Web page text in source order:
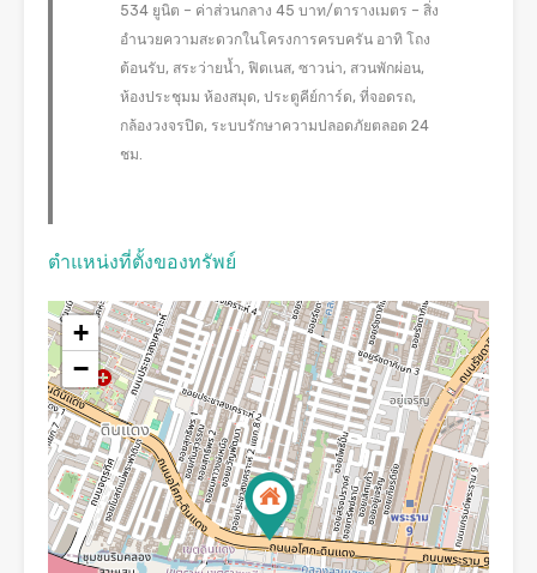
534 ยูนิต – ค่าส่วนกลาง 45 บาท/ตารางเมตร – สิ่ง
อำนวยความสะดวกในโครงการครบครัน อาทิ โถง
ต้อนรับ, สระว่ายน้ำ, ฟิตเนส, ซาวน่า, สวนพักผ่อน,
ห้องประชุมม ห้องสมุด, ประตูคีย์การ์ด, ที่จอดรถ,
กล้องวงจรปิด, ระบบรักษาความปลอดภัยตลอด 24
ชม.
ตำแหน่งที่ตั้งของทรัพย์
+
−